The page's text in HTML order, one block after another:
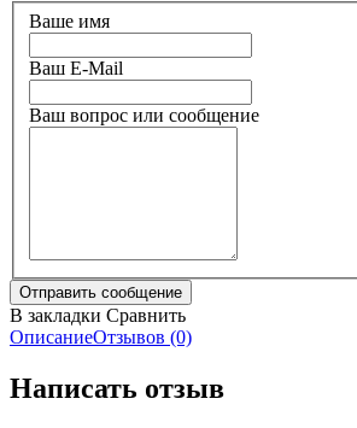
Ваше имя
Ваш E-Mail
Ваш вопрос или сообщение
В закладки Сравнить
ОписаниеОтзывов (0)
Написать отзыв